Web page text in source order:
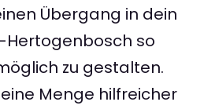
Übergang in dein
Hertogenbosch so
zu gestalten.
Menge hilfreicher